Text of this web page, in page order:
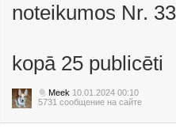
noteikumos Nr.
kopā 25 publicēti
Meek 10.01.2024 00:10
5731 сообщение на сайте